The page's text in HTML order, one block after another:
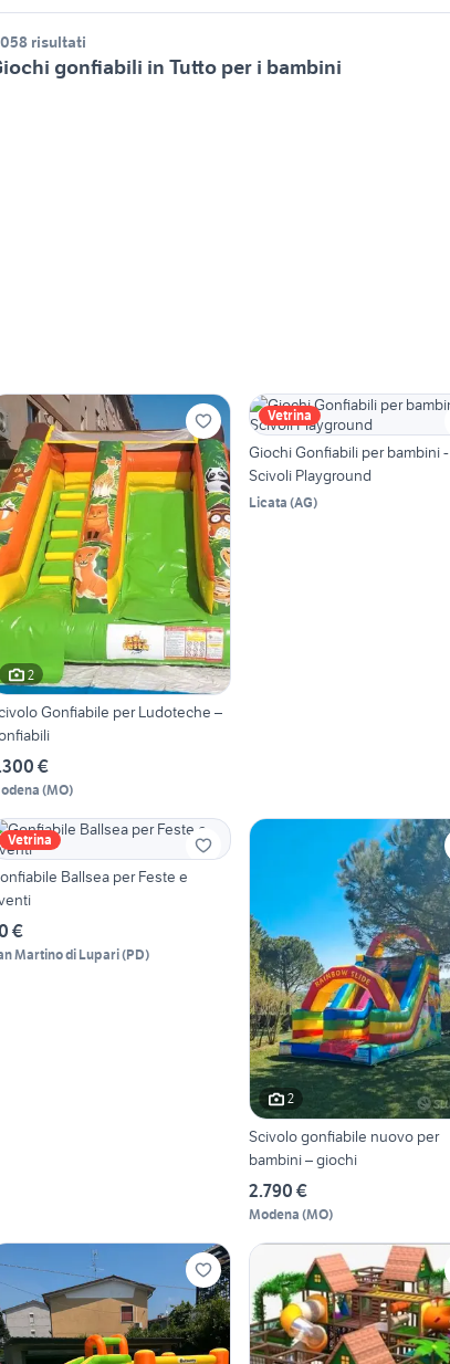
risultati
gonfiabili in Tutto per i bambini
2
Gonfiabile per Ludoteche –
€
(MO)
Vetrina
Giochi Gonfiabili per bambini -
Scivoli Playground
Licata (AG)
Vetrina
Ballsea per Feste e
€
Martino di Lupari(PD)
2
Scivolo gonfiabile nuovo per
bambini – giochi
2.790 €
Modena (MO)